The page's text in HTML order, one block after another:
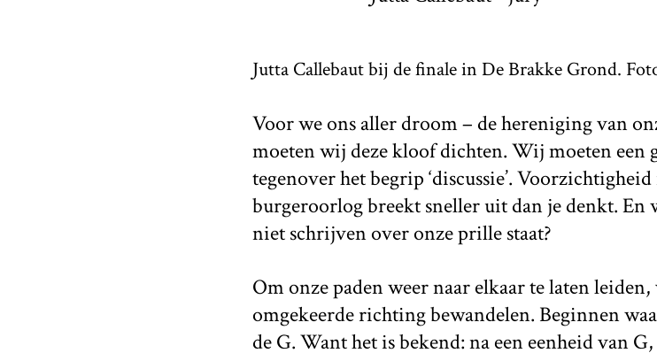
Jutta Callebaut bij de finale in De Brakke Grond.
Voor we ons aller droom – de hereniging van
moeten wij deze kloof dichten. Wij moeten een
tegenover het begrip ‘discussie’.
burgeroorlog breekt sneller uit dan je denkt. En
niet schrijven over onze prille staat?
Om onze paden weer naar elkaar te laten
omgekeerde richting bewandelen. Beginnen
de G. Want het is bekend: na een eenheid van